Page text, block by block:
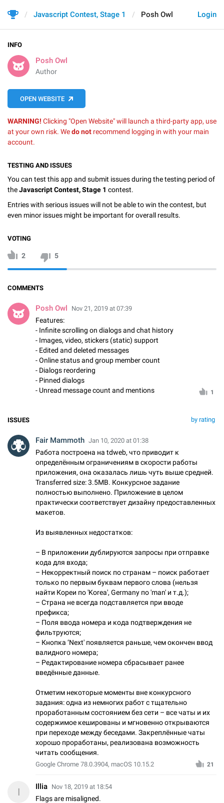
Login
Javascript Contest, Stage 1 Posh Owl
INFO
Posh Owl
Author
OPEN WEBSITE
WARNING! Clicking "Open Website" will launch a third-party app, use
at your own risk. Wedo not recommend logging in with your main
account.
TESTING AND ISSUES
You can test this app and submit issues during the testing period of
theJavascript Contest, Stage 1 contest.
Entries with serious issues will not be able to win the contest, but
even minor issues might be important for overall results.
VOTING
2 5
COMMENTS
Posh Owl Nov 21, 2019 at 07:39
Features:
- Infinite scrolling on dialogs and chat history
- Images, video, stickers (static) support
- Edited and deleted messages
- Online status and group member count
- Dialogs reordering
- Pinned dialogs
- Unread message count and mentions
1
by rating
ISSUES
Fair Mammoth Jan 10, 2020 at 01:38
Работа построена на tdweb, что приводит к
определённым ограничениям в скорости работы
приложения, она оказалась лишь чуть выше средней.
Transferred size: 3.5MB. Конкурсное задание
полностью выполнено. Приложение в целом
практически соответствует дизайну предоставленных
макетов.
Из выявленных недостатков:
– В приложении дублируются запросы при отправке
кода для входа;
– Некорректный поиск по странам – поиск работает
только по первым буквам первого слова (нельзя
найти Кореи по 'Korea', Germany по 'man' и т.д.);
– Страна не всегда подставляется при вводе
префикса;
– Поля ввода номера и кода подтверждения не
фильтруются;
– Кнопка ‘Next' появляется раньше, чем окончен ввод
валидного номера;
– Редактирование номера сбрасывает ранее
введённые данные.
Отметим некоторые моменты вне конкурсного
задания: одна из немногих работ с тщательно
проработанным состоянием без сети – все чаты и их
содержимое кешированы и мгновенно открываются
при переходе между беседами. Закреплённые чаты
хорошо проработаны, реализована возможность
читать сообщения.
Google Chrome 78.0.3904, macOS 10.15.2 21
I Illia Nov 18, 2019 at 18:54
Flags are misaligned.